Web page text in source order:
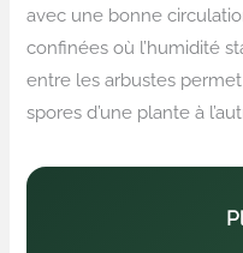
avec une bonne
confinées où l’humidité
entre les arbustes
spores d’une plante à